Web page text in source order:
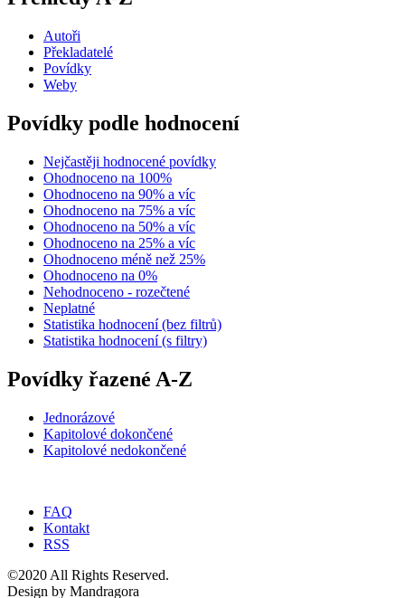
Autoři
Překladatelé
Povídky
Weby
Povídky podle hodnocení
Nejčastěji hodnocené povídky
Ohodnoceno na 100%
Ohodnoceno na 90% a víc
Ohodnoceno na 75% a víc
Ohodnoceno na 50% a víc
Ohodnoceno na 25% a víc
Ohodnoceno méně než 25%
Ohodnoceno na 0%
Nehodnoceno - rozečtené
Neplatné
Statistika hodnocení (bez filtrů)
Statistika hodnocení (s filtry)
Povídky řazené A-Z
Jednorázové
Kapitolové dokončené
Kapitolové nedokončené
FAQ
Kontakt
RSS
©2020 All Rights Reserved.
Design by Mandragora